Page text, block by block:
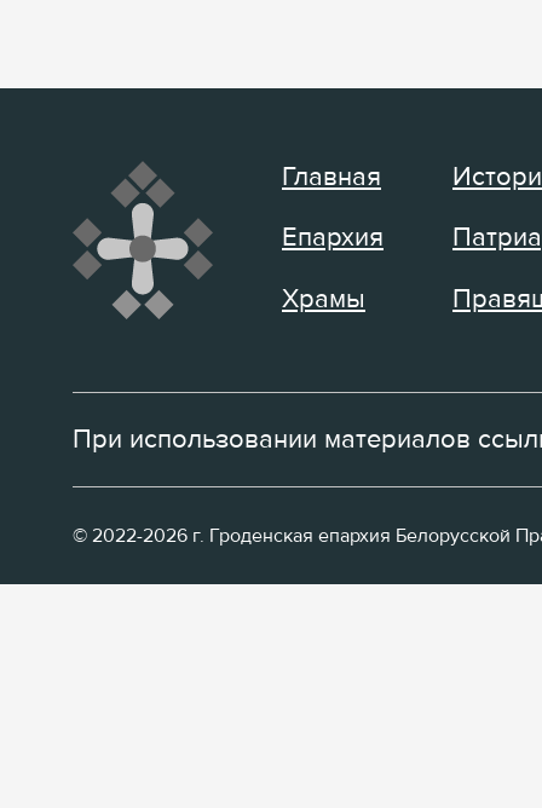
Главная
Епархия
Храмы
При использовании материалов
© 2022-2026 г. Гроденская епархия Белорусской